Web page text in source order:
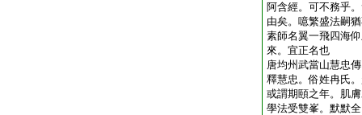
阿含經。可不務乎
由矣。噫繁盛法嗣
素師名翼一飛四海
來。宜正名也
唐均州武當山慧忠傳
釋慧忠。俗姓冉氏
或謂期頤之年。肌
學法受雙峯。默默